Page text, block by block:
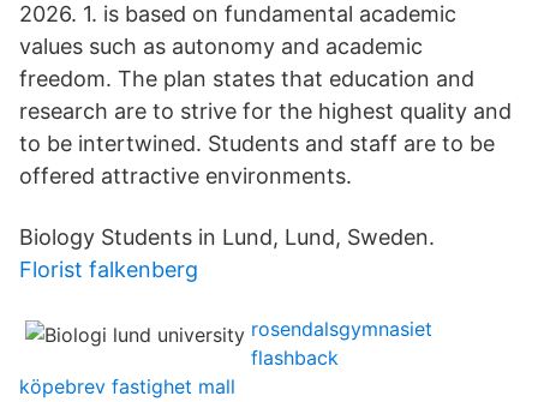
2026. 1. is based on fundamental academic
values such as autonomy and academic
freedom. The plan states that education and
research are to strive for the highest quality and
to be intertwined. Students and staff are to be
offered attractive environments.
Biology Students in Lund, Lund, Sweden.
Florist falkenberg
rosendalsgymnasiet
flashback
köpebrev fastighet mall